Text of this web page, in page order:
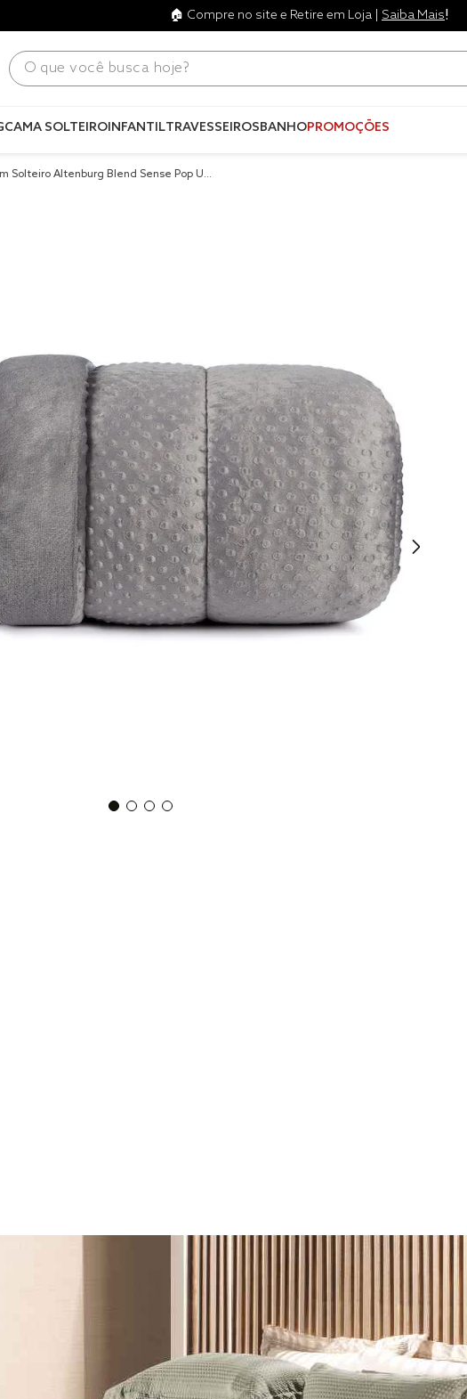
🏠 Compre no site e Retire em Loja | Saiba Mais!
O que você busca hoje?
CAMA SOLTEIROINFANTILTRAVESSEIROSBANHOPROMOÇÕES
Solteiro Altenburg Blend Sense Pop Up